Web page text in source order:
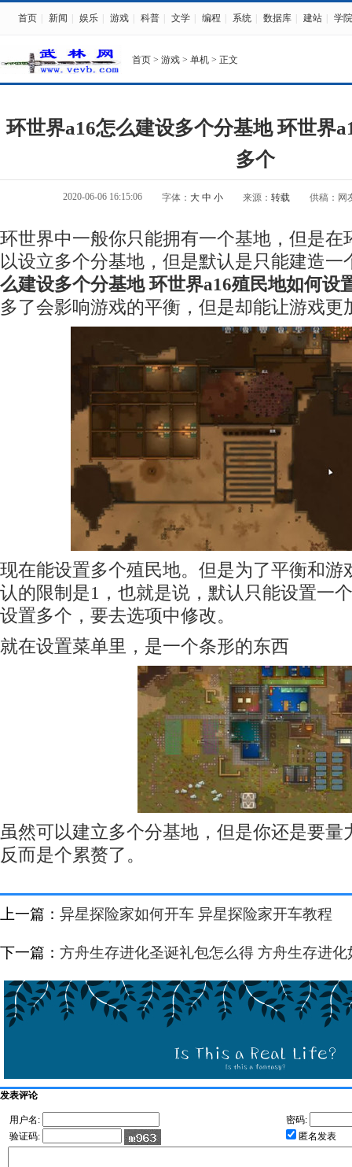
首页 新闻 娱乐 游戏 科普 文学 编程 系统 数据库 建站 学院
首页 > 游戏 > 单机 > 正文
环世界a16怎么建设多个分基地 环世界
多个
2020-06-06 16:15:06 字体： 大 中 小 来源： 转载 供稿：网
环世界中一般你只能拥有一个基地，但是在
以设立多个分基地，但是默认是只能建造一
么建设多个分基地 环世界a16殖民地如何设
多了会影响游戏的平衡，但是却能让游戏更
现在能设置多个殖民地。但是为了平衡和游
认的限制是1，也就是说，默认只能设置一
设置多个，要去选项中修改。
就在设置菜单里，是一个条形的东西
虽然可以建立多个分基地，但是你还是要量
反而是个累赘了。
上一篇： 异星探险家如何开车 异星探险家开车教程
下一篇： 方舟生存进化圣诞礼包怎么得 方舟生存进
发表评论
用户名:
密码:
验证码:
匿名发表